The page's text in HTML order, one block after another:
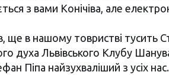
з вами Конічіва, але
ще в нашому товристві тусить
духа Львівського Клубу
Піпа найзухваліший з усіх